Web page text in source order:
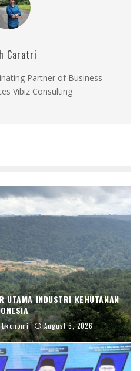
Caratri
Partner of Business
Vibiz Consulting
UTAMA INDUSTRI KEHUTANAN
Ekonomi August 6, 2026